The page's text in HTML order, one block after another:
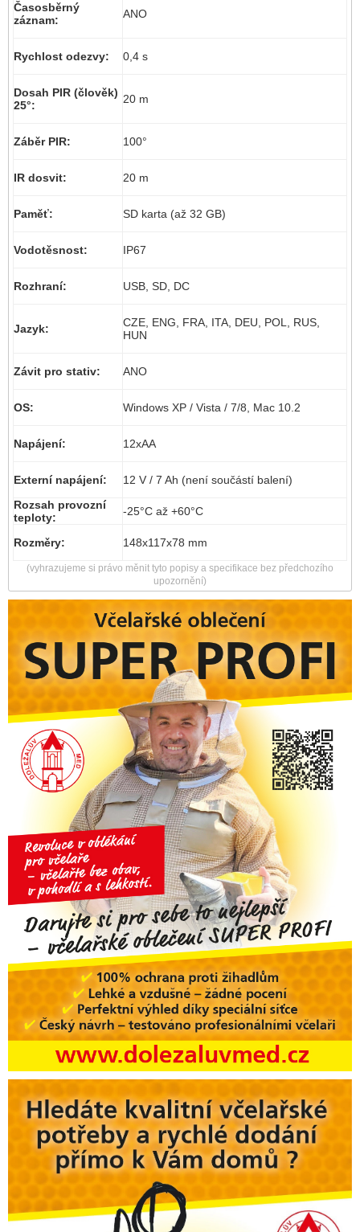
Časosběrný
záznam:
ANO
Rychlost odezvy: 0,4 s
Dosah PIR (člověk)
25°:
20 m
Záběr PIR: 100°
IR dosvit: 20 m
Paměť: SD karta (až 32 GB)
Vodotěsnost: IP67
Rozhraní: USB, SD, DC
Jazyk:
CZE, ENG, FRA, ITA, DEU, POL, RUS,
HUN
Závit pro stativ: ANO
OS: Windows XP / Vista / 7/8, Mac 10.2
Napájení: 12xAA
Externí napájení:
12 V / 7 Ah (není součástí balení)
Rozsah provozní
teploty:
-25°C až +60°C
Rozměry: 148x117x78 mm
(vyhrazujeme si právo měnit tyto popisy a specifikace bez předchozího
upozornění)